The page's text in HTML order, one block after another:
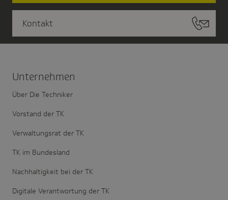
Kontakt
Unter­nehmen
Über Die Techniker
Vorstand der TK
Verwaltungsrat der TK
TK im Bundesland
Nachhaltigkeit bei der TK
Digitale Verantwortung der TK